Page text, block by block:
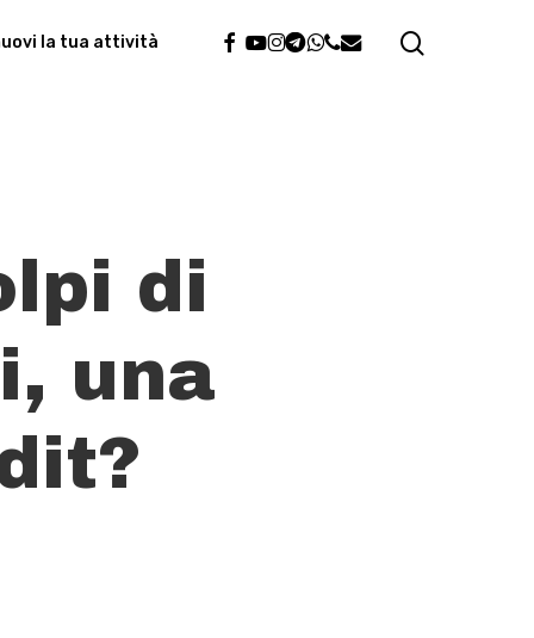
la tua attività facebook
youtube
instagram
telegram
whatsapp
phone
email
di
una